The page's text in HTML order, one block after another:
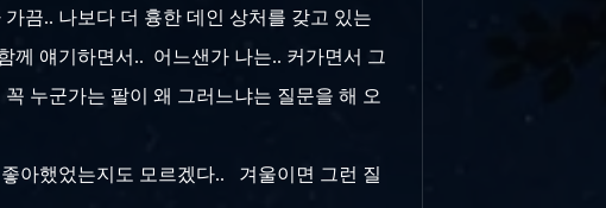
끔.. 나보다 더 흉한 데인 상처를 갖고 있는
얘기하면서.. 어느샌가 나는.. 커가면서 그
누군가는 팔이 왜 그러느냐는 질문을 해 오
아했었는지도 모르겠다.. 겨울이면 그런 질